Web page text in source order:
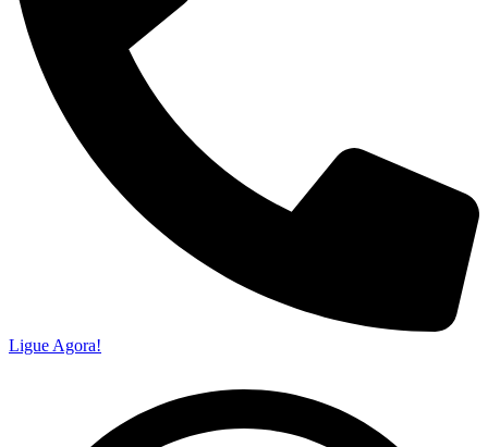
Ligue Agora!